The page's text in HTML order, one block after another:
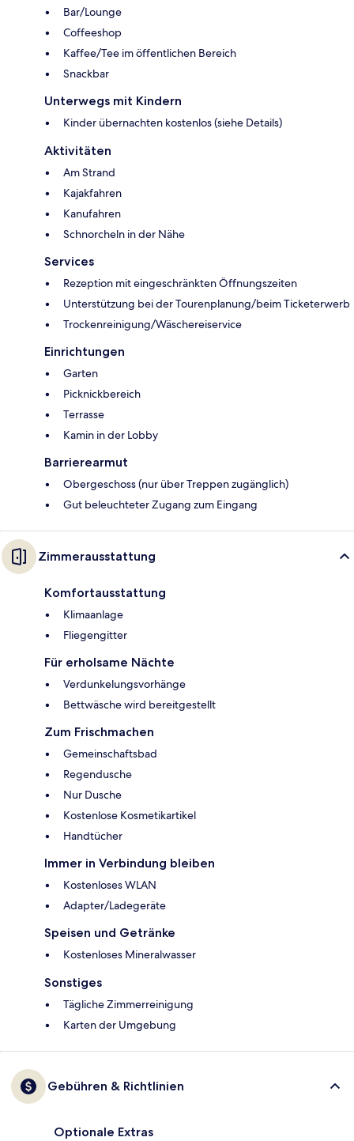
Bar/Lounge
Coffeeshop
Kaffee/Tee im öffentlichen Bereich
Snackbar
Unterwegs mit Kindern
Kinder übernachten kostenlos (siehe Details)
Aktivitäten
Am Strand
Kajakfahren
Kanufahren
Schnorcheln in der Nähe
Services
Rezeption mit eingeschränkten Öffnungszeiten
Unterstützung bei der Tourenplanung/beim Ticketerwerb
Trockenreinigung/Wäschereiservice
Einrichtungen
Garten
Picknickbereich
Terrasse
Kamin in der Lobby
Barrierearmut
Obergeschoss (nur über Treppen zugänglich)
Gut beleuchteter Zugang zum Eingang
Zimmerausstattung
Komfortausstattung
Klimaanlage
Fliegengitter
Für erholsame Nächte
Verdunkelungsvorhänge
Bettwäsche wird bereitgestellt
Zum Frischmachen
Gemeinschaftsbad
Regendusche
Nur Dusche
Kostenlose Kosmetikartikel
Handtücher
Immer in Verbindung bleiben
Kostenloses WLAN
Adapter/Ladegeräte
Speisen und Getränke
Kostenloses Mineralwasser
Sonstiges
Tägliche Zimmerreinigung
Karten der Umgebung
Gebühren & Richtlinien
Optionale Extras